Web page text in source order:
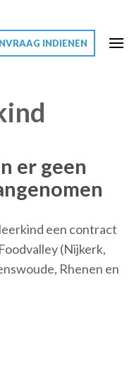
INDIENEN
er geen
een contract
(Nijkerk,
Rhenen en